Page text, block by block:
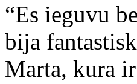
“Es ieguvu
bija
Marta, kura